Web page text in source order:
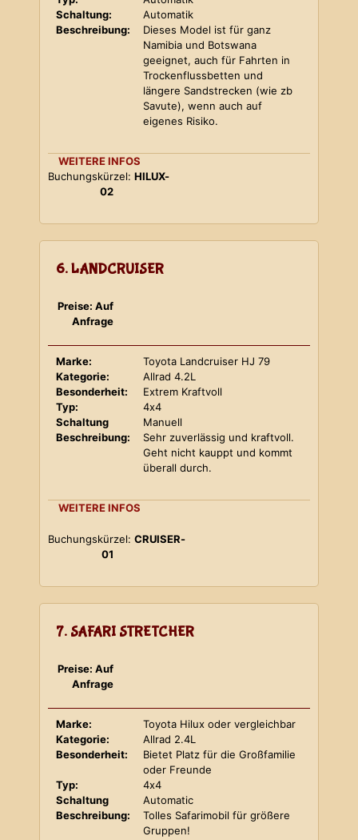
Schaltung:
Automatik
Beschreibung:
Dieses Model ist für ganz
Namibia und Botswana
geeignet, auch für Fahrten in
Trockenflussbetten und
längere Sandstrecken (wie zb
Savute), wenn auch auf
eigenes Risiko.
WEITERE INFOS
Buchungskürzel: HILUX-
02
6. LANDCRUISER
Preise: Auf
Anfrage
Marke:
Toyota Landcruiser HJ 79
Kategorie:
Allrad 4.2L
Besonderheit:
Extrem Kraftvoll
Typ:
4x4
Schaltung
Manuell
Beschreibung:
Sehr zuverlässig und kraftvoll.
Geht nicht kauppt und kommt
überall durch.
WEITERE INFOS
Buchungskürzel: CRUISER-
01
7. SAFARI STRETCHER
Preise: Auf
Anfrage
Marke:
Toyota Hilux oder vergleichbar
Kategorie:
Allrad 2.4L
Besonderheit:
Bietet Platz für die Großfamilie
oder Freunde
Typ:
4x4
Schaltung
Automatic
Beschreibung:
Tolles Safarimobil für größere
Gruppen!